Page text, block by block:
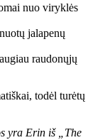
nuo viryklės
jalapenų
raudonųjų
todėl turėtų
yra Erin iš „The